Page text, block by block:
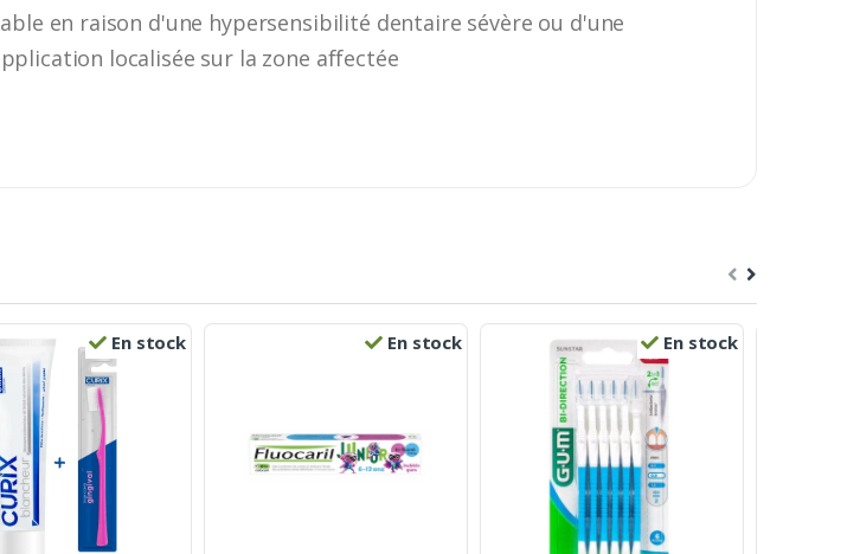
en raison d'une hypersensibilité dentaire sévère ou d'une
localisée sur la zone affectée
En stock En stock En stock